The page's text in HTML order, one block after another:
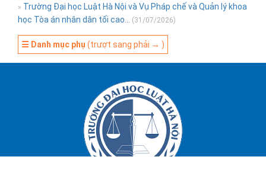
» Trường Đại học Luật Hà Nội và Vụ Pháp chế và Quản lý khoa
học Tòa án nhân dân tối cao...
(31/07/2026)
☰ Danh mục phụ (trượt sang phải → )